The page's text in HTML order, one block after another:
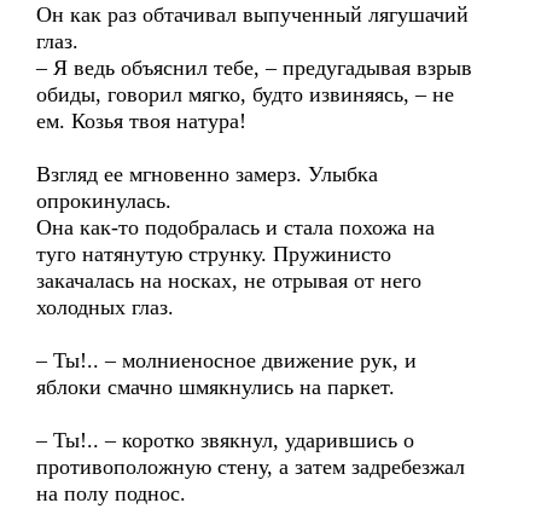
Он как раз обтачивал выпученный лягушачий
глаз.
– Я ведь объяснил тебе, – предугадывая взрыв
обиды, говорил мягко, будто извиняясь, – не
ем. Козья твоя натура!
Взгляд ее мгновенно замерз. Улыбка
опрокинулась.
Она как-то подобралась и стала похожа на
туго натянутую струнку. Пружинисто
закачалась на носках, не отрывая от него
холодных глаз.
– Ты!.. – молниеносное движение рук, и
яблоки смачно шмякнулись на паркет.
– Ты!.. – коротко звякнул, ударившись о
противоположную стену, а затем задребезжал
на полу поднос.